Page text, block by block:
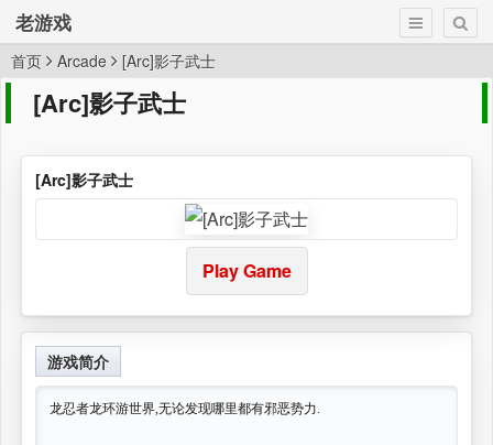
老游戏
首页 Arcade [Arc]影子武士
[Arc]影子武士
[Arc]影子武士
Play Game
游戏简介
龙忍者龙环游世界,无论发现哪里都有邪恶势力.